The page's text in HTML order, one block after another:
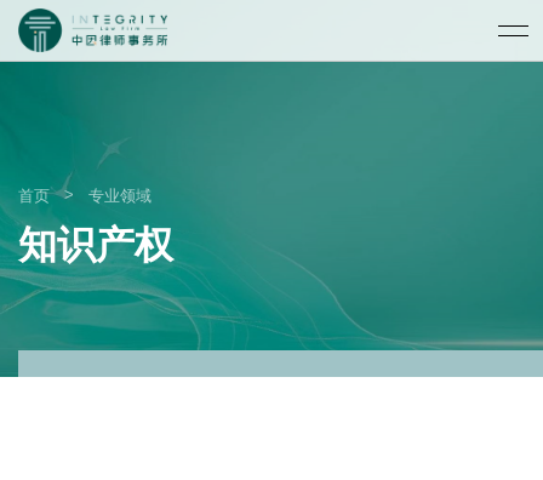
首页 > 专业领域
知识产权